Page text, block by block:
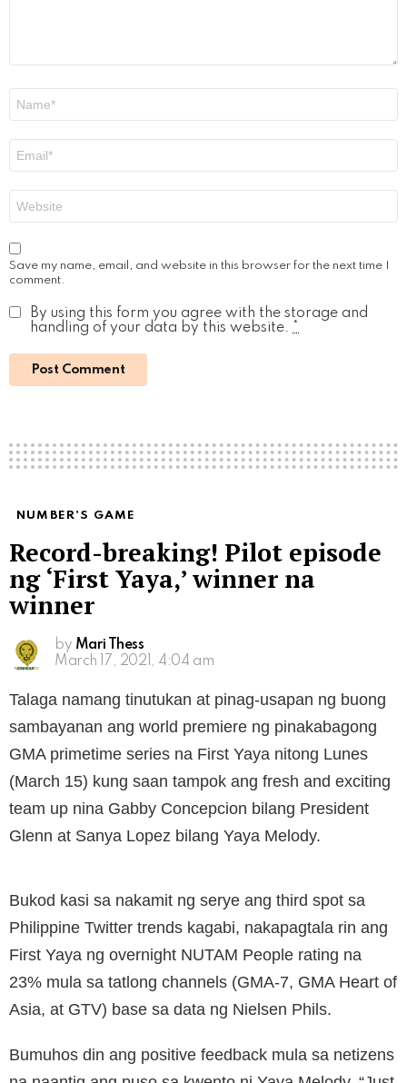
Save my name, email, and website in this browser for the next time I
comment.
By using this form you agree with the storage and
handling of your data by this website. *
NUMBER'S GAME
Record-breaking! Pilot episode
ng ‘First Yaya,’ winner na
winner
by Mari Thess
March 17, 2021, 4:04 am
Talaga namang tinutukan at pinag-usapan ng buong
sambayanan ang world premiere ng pinakabagong
GMA primetime series na First Yaya nitong Lunes
(March 15) kung saan tampok ang fresh and exciting
team up nina Gabby Concepcion bilang President
Glenn at Sanya Lopez bilang Yaya Melody.
Bukod kasi sa nakamit ng serye ang third spot sa
Philippine Twitter trends kagabi, nakapagtala rin ang
First Yaya ng overnight NUTAM People rating na
23% mula sa tatlong channels (GMA-7, GMA Heart of
Asia, at GTV) base sa data ng Nielsen Phils.
Bumuhos din ang positive feedback mula sa netizens